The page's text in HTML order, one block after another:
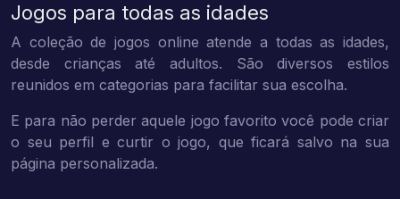
Jogos para todas as idades
A coleção de jogos online atende a todas as idades,
desde crianças até adultos. São diversos estilos
reunidos em categorias para facilitar sua escolha.
E para não perder aquele jogo favorito você pode criar
o seu perfil e curtir o jogo, que ficará salvo na sua
página personalizada.